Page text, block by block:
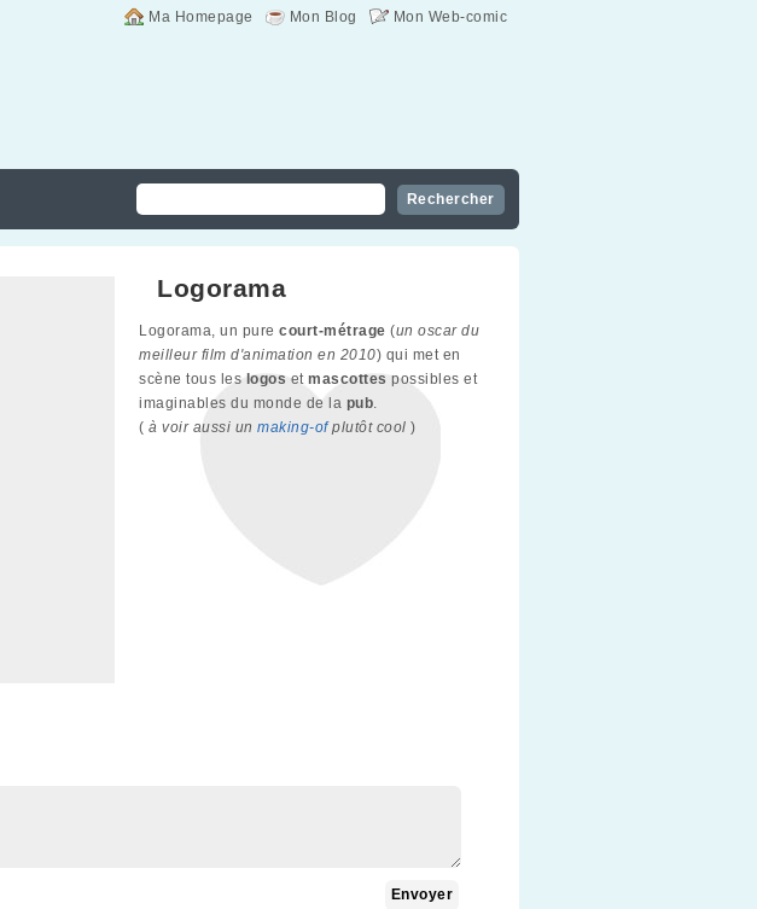
Mon Web-comic
Mon Blog
Ma Homepage
Logorama
Logorama, un pure court-métrage (un oscar du
meilleur film d'animation en 2010) qui met en
scène tous les logos et mascottes possibles et
imaginables du monde de la pub.
( à voir aussi un making-ofplutôt cool )